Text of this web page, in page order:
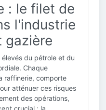
: le filet de
l'industrie
gazière
élevés du pétrole et du
Chaque
raffinerie, comporte
atténuer ces risques
des opérations,
crucial : la